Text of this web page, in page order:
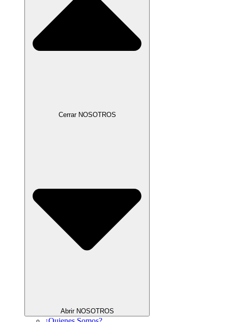
Cerrar NOSOTROS
Abrir NOSOTROS